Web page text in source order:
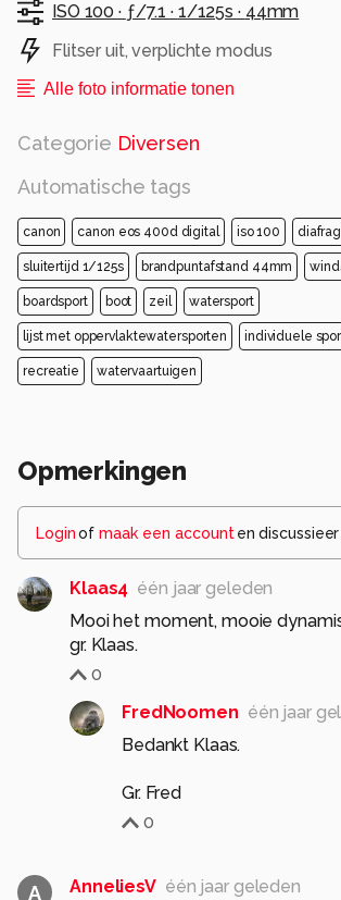
ISO 100 · ƒ/7.1 · 1/125s · 44mm
Flitser uit, verplichte modus
Alle foto informatie tonen
Categorie Diversen
Automatische tags
canon canon eos 400d digital iso 100
sluitertijd 1/125s brandpuntafstand 44mm
boardsport boot zeil watersport
lijst met oppervlaktewatersporten individuele
recreatie watervaartuigen
Opmerkingen
Loginof maak een account en
Klaas4 één jaar geleden
Mooi het moment, mooie
gr. Klaas.
0
FredNoomen één jaar
Bedankt Klaas.
Gr. Fred
0
A AnneliesV één jaar geleden